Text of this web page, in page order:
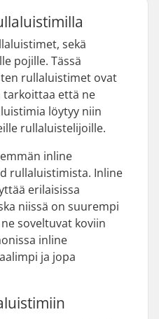
sekä
pojille. Tässä
rullaluistimet ovat
että ne
löytyy niin
rullaluistelijoille.
inline
rullaluistimista. Inline
erilaisissa
niissä on suurempi
soveltuvat koviin
inline
ja jopa